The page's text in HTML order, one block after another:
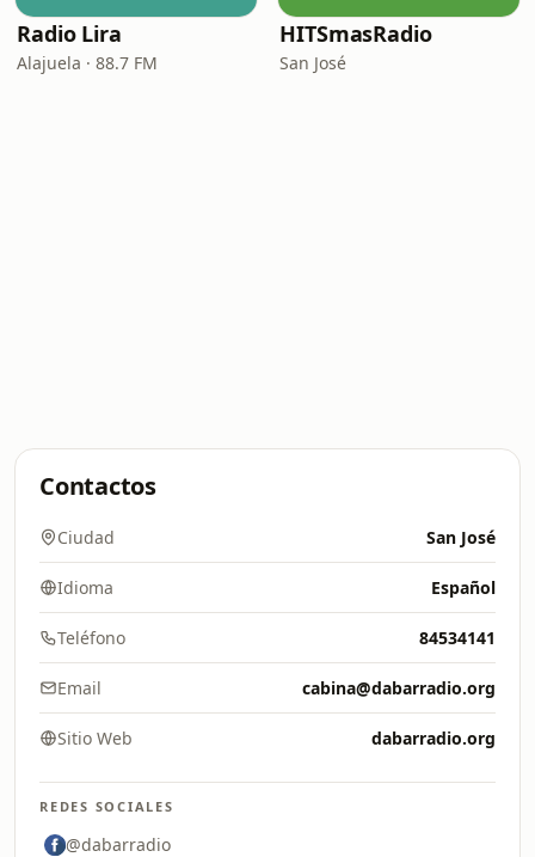
Radio Lira
Alajuela · 88.7 FM
HITSmasRadio
San José
Contactos
Ciudad San José
Idioma Español
Teléfono 84534141
Email cabina@dabarradio.org
Sitio Web dabarradio.org
REDES SOCIALES
@dabarradio